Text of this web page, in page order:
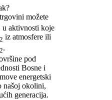
možete
u aktivnosti koje
2 iz atmosfere ili
2.
pod
Bosne i
energetski
našoj okolini,
generacija.